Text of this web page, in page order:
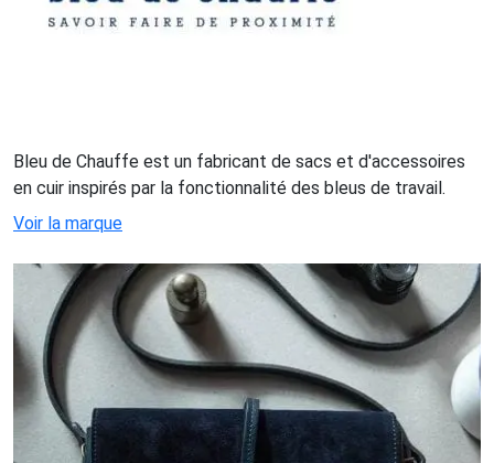
Bleu de Chauffe est un fabricant de sacs et d'accessoires
en cuir inspirés par la fonctionnalité des bleus de travail.
Voir la marque